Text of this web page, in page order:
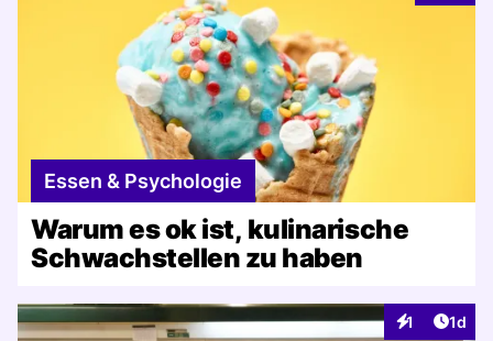
Essen & Psychologie
Warum es ok ist, kulinarische
Schwachstellen zu haben
1
Interaktionen
1d